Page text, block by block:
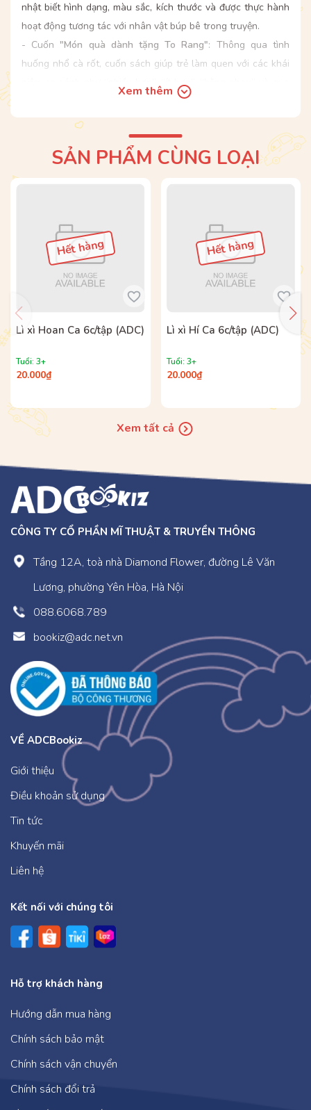
nhật biết hình dạng, màu sắc, kích thước và được thực hành
hoạt động tương tác với nhân vật búp bê trong truyện.
- Cuốn "Món quà dành tặng To Rang": Thông qua tình
huống nhổ cà rốt, cuốn sách giúp trẻ làm quen với các khái
niệm so sánh như “nhiều hơn”, “ít hơn”, “bằng nhau” và qua
đó đề cao giá trị của sự quan tâm, chia sẻ trong tình bạn.
"Người khổng lồ và Chuột con"
các khái niệm “lớn – nhỏ, dài – ngắn, nhiều – ít” thông qua
câu chuyện tình bạn của người khổng lồ U Cha Ba Cha và
NGHIỆM TỐT NHẤT!
Xem thêm
SẢN PHẨM CÙNG LOẠI
Hết hàng
Lì xì Hoan Ca 6c/tập (ADC)
Tuổi: 3+
20.000₫
Hết hàng
Lì xì Hí Ca 6c/tập (ADC)
Tuổi: 3+
20.000₫
Xem tất cả
CÔNG TY CỔ PHẦN MĨ THUẬT & TRUYỀN THÔNG
Tầng 12A, toà nhà Diamond Flower, đường Lê Văn
Lương, phường Yên Hòa, Hà Nội
088.6068.789
bookiz@adc.net.vn
VỀ ADCBookiz
Giới thiệu
Điều khoản sử dụng
Tin tức
Khuyến mãi
Liên hệ
Kết nối với chúng tôi
Hỗ trợ khách hàng
Hướng dẫn mua hàng
Chính sách bảo mật
Chính sách vận chuyển
Chính sách đổi trả